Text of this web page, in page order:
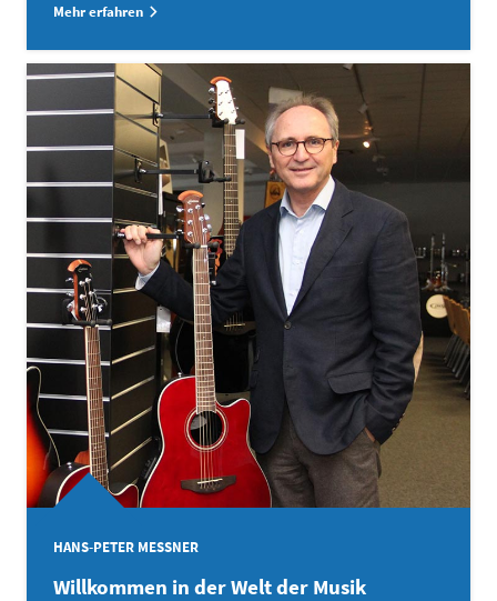
Mehr erfahren
HANS-PETER MESSNER
Willkommen in der Welt der Musik